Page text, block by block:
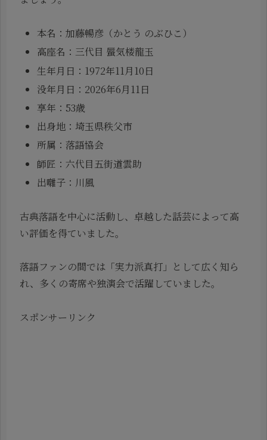
本名：加藤暢彦（かとう のぶひこ）
高座名：三代目 蜃気楼龍玉
生年月日：1972年11月10日
没年月日：2026年6月11日
享年：53歳
出身地：埼玉県秩父市
所属：落語協会
師匠：六代目五街道雲助
出囃子：川風
古典落語を中心に活動し、卓越した話芸によって高
い評価を得ていました。
落語ファンの間では「実力派真打」として広く知ら
れ、多くの寄席や独演会で活躍していました。
スポンサーリンク